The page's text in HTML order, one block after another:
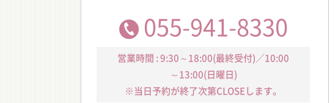
055-941-8330
営業時間 : 9:30～18:00(最終受付)／10:00
～13:00(日曜日)
※当日予約が終了次第CLOSEします。